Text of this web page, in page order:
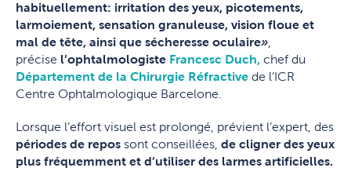
habituellement: irritation des yeux, picotements,
larmoiement, sensation granuleuse, vision floue et
mal de tête, ainsi que sécheresse oculaire»
précise l’ophtalmologiste Francesc Duch, chef du
Département de la Chirurgie Réfractive de l’ICR
Centre Ophtalmologique Barcelone.
Lorsque l’effort visuel est prolongé, prévient l’expert, des
périodes de repos sont conseillées, de cligner des yeux
plus fréquemment et d’utiliser des larmes artificielles.